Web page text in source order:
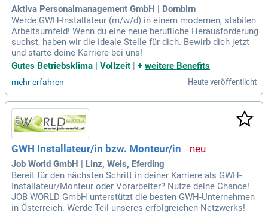
Aktiva Personalmanagement GmbH | Dornbirn
Werde GWH-Installateur (m/w/d) in einem modernen, stabilen
Arbeitsumfeld! Wenn du eine neue berufliche Herausforderung
suchst, haben wir die ideale Stelle für dich. Bewirb dich jetzt
und starte deine Karriere bei uns!
Gutes Betriebsklima | Vollzeit | + weitere Benefits
mehr erfahren Heute veröffentlicht
GWH Installateur/in bzw. Monteur/in
Job World GmbH | Linz, Wels, Eferding
Bereit für den nächsten Schritt in deiner Karriere als GWH-
Installateur/Monteur oder Vorarbeiter? Nutze deine Chance!
JOB WORLD GmbH unterstützt die besten GWH-Unternehmen
in Österreich. Werde Teil unseres erfolgreichen Netzwerks!